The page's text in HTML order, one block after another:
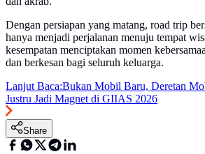
Dengan persiapan yang matang, road trip
hanya menjadi perjalanan menuju tempat
kesempatan menciptakan momen
dan berkesan bagi seluruh keluarga.
Lanjut Baca:Bukan Mobil Baru, Deretan
Justru Jadi Magnet di GIIAS 2026
Share